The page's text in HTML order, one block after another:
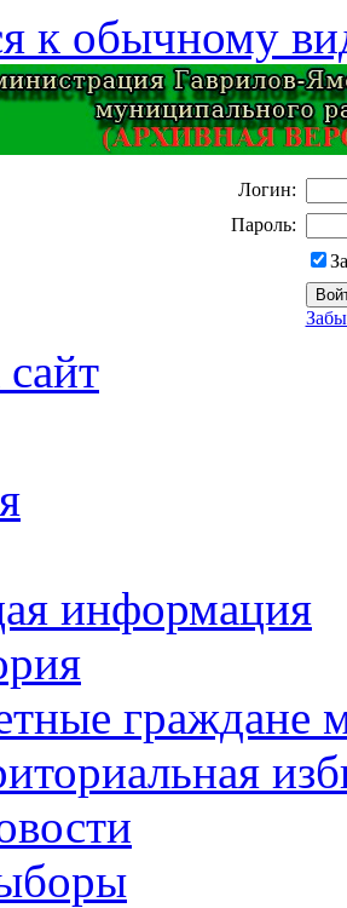
к обычному
Логин:
Пароль:
информация
граждане